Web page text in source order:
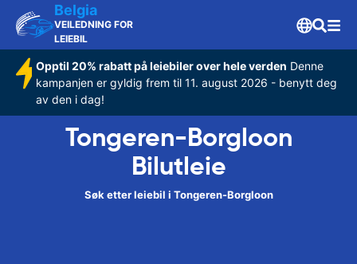
Belgia
VEILEDNING FOR
LEIEBIL
Opptil 20% rabatt på leiebiler over hele verden Denne
kampanjen er gyldig frem til 11. august 2026 - benytt deg
av den i dag!
Tongeren-Borgloon
Bilutleie
Søk etter leiebil i Tongeren-Borgloon